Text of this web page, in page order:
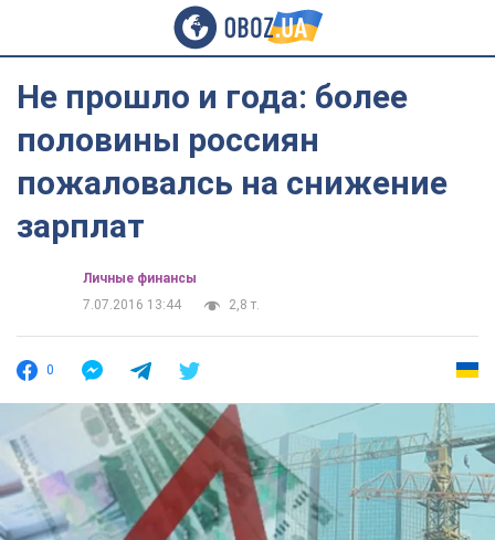
Не прошло и года: более
половины россиян
пожаловалсь на снижение
зарплат
Личные финансы
7.07.2016 13:44
2,8 т.
0